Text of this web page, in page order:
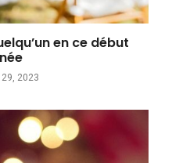
en ce début
2023